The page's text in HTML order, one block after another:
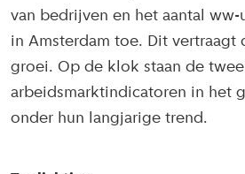
van bedrijven en het aantal
in Amsterdam toe. Dit vertraagt
groei. Op de klok staan de
arbeidsmarktindicatoren in het
onder hun langjarige trend.